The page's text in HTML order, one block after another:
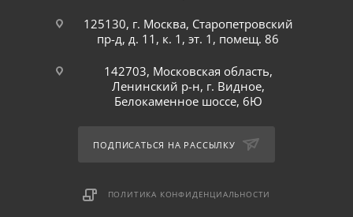
125130, г. Москва, Старопетровский
пр-д, д. 11, к. 1, эт. 1, помещ. 86
142703, Московская область,
Ленинский р-н, г. Видное,
Белокаменное шоссе, 6Ю
ПОДПИСАТЬСЯ НА РАССЫЛКУ
ПОЛИТИКА КОНФИДЕНЦИАЛЬНОСТИ